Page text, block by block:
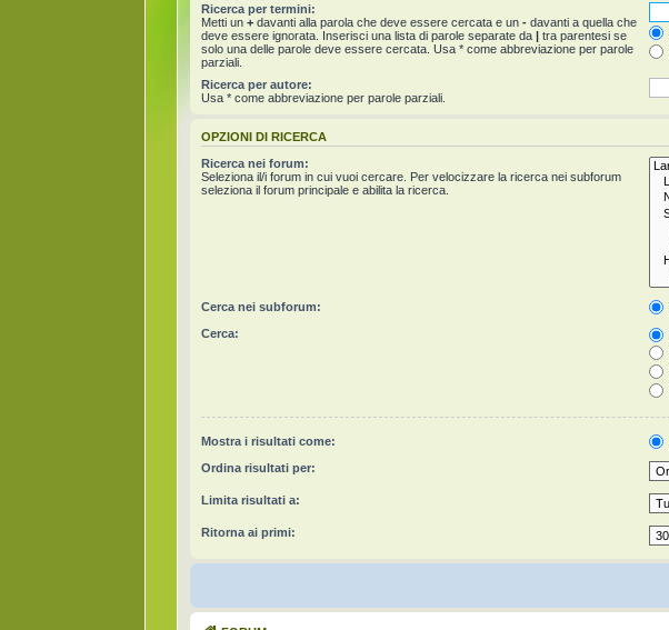
Ricerca per termini:
Metti un + davanti alla parola che deve essere cercata e un - davanti a quella che
deve essere ignorata. Inserisci una lista di parole separate da | tra parentesi se
solo una delle parole deve essere cercata. Usa * come abbreviazione per parole
parziali.
Ricerca per autore:
Usa * come abbreviazione per parole parziali.
OPZIONI DI RICERCA
Ricerca nei forum:
Seleziona il/i forum in cui vuoi cercare. Per velocizzare la ricerca nei subforum
seleziona il forum principale e abilita la ricerca.
Cerca nei subforum:
Cerca:
Mostra i risultati come:
Ordina risultati per:
Limita risultati a:
Ritorna ai primi: